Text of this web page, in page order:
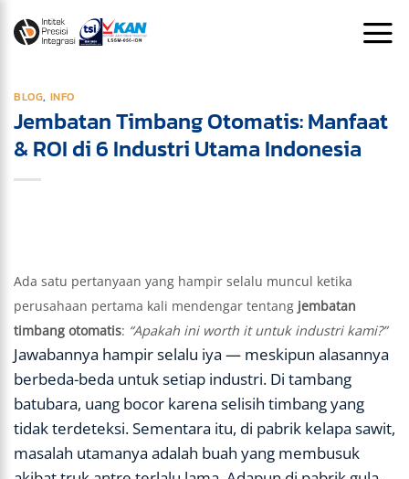
BLOG, INFO
Jembatan Timbang Otomatis: Manfaat
& ROI di 6 Industri Utama Indonesia
Ada satu pertanyaan yang hampir selalu muncul ketika
perusahaan pertama kali mendengar tentang jembatan
timbang otomatis: “Apakah ini worth it untuk industri kami?”
Jawabannya hampir selalu iya — meskipun alasannya
berbeda-beda untuk setiap industri. Di tambang
batubara, uang bocor karena selisih timbang yang
tidak terdeteksi. Sementara itu, di pabrik kelapa sawit,
masalah utamanya adalah buah yang membusuk